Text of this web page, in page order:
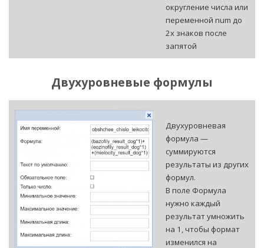
округление числа или
переменной num до
2х знаков после
запятой
Двухуровневые формулы
Двухуровневая
формула —
суммируются
результаты из других
формул.
В поле Формула
нужно каждый
результат умножить
на 1, чтобы формат
изменился на